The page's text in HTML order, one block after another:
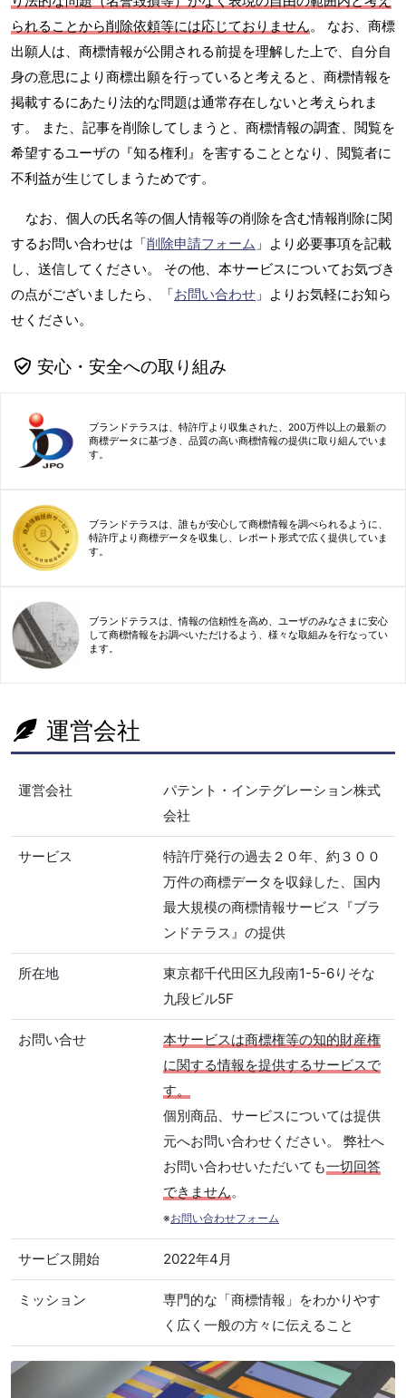
られることから削除依頼等には応じておりません。 なお、商標
出願人は、商標情報が公開される前提を理解した上で、自分自
身の意思により商標出願を行っていると考えると、商標情報を
掲載するにあたり法的な問題は通常存在しないと考えられま
す。 また、記事を削除してしまうと、商標情報の調査、閲覧を
希望するユーザの『知る権利』を害することとなり、閲覧者に
不利益が生じてしまうためです。
なお、個人の氏名等の個人情報等の削除を含む情報削除に関
するお問い合わせは「削除申請フォーム 」より必要事項を記載
し、送信してください。 その他、本サービスについてお気づき
の点がございましたら、「お問い合わせ 」よりお気軽にお知ら
せください。
安心・安全への取り組み
ブランドテラスは、特許庁より収集された、200万件以上の最新の
商標データに基づき、品質の高い商標情報の提供に取り組んでいま
す。
ブランドテラスは、誰もが安心して商標情報を調べられるように、
特許庁より商標データを収集し、レポート形式で広く提供していま
す。
ブランドテラスは、情報の信頼性を高め、ユーザのみなさまに安心
して商標情報をお調べいただけるよう、様々な取組みを行なってい
ます。
運営会社
運営会社
パテント・インテグレーション株式
会社
サービス
特許庁発行の過去２０年、約３００
万件の商標データを収録した、国内
最大規模の商標情報サービス『ブラ
ンドテラス』の提供
所在地
東京都千代田区九段南1-5-6りそな
九段ビル5F
お問い合せ
本サービスは商標権等の知的財産権
に関する情報を提供するサービスで
す。
個別商品、サービスについては提供
元へお問い合わせください。 弊社へ
お問い合わせいただいても一切回答
できません。
※お問い合わせフォーム
サービス開始 2022年4月
ミッション
専門的な「商標情報」をわかりやす
く広く一般の方々に伝えること